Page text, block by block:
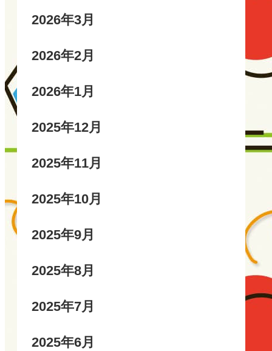
2026年3月
2026年2月
2026年1月
2025年12月
2025年11月
2025年10月
2025年9月
2025年8月
2025年7月
2025年6月